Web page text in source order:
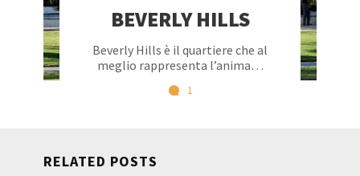
BEVERLY HILLS
Beverly Hills è il quartiere che al
meglio rappresenta l’anima…
1
RELATED POSTS